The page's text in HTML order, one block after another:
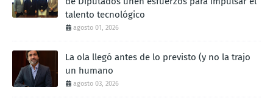
talento tecnológico
agosto 01, 2026
La ola llegó antes de lo previsto (y no la trajo
un humano
agosto 03, 2026